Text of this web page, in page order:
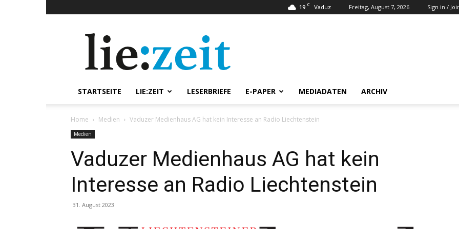
19 C Vaduz Freitag, August 7, 2026 Sign in /
STARTSEITE LIE:ZEIT LESERBRIEFE E-PAPER MEDIADATEN ARCHIV
Home Medien Vaduzer Medienhaus AG hat kein Interesse an Radio Liechtenstein
Medien
Vaduzer Medienhaus AG hat kein
Interesse an Radio Liechtenstein
31. August 2023